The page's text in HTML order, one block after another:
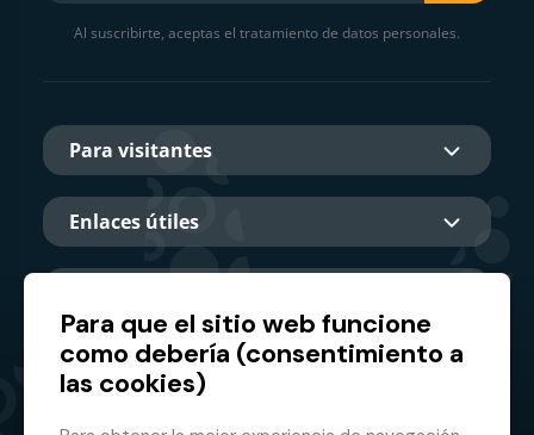
Al suscribirte, aceptas el tratamiento de datos personales.
Para visitantes
Enlaces útiles
Socio principal
Para que el sitio web funcione
como debería (consentimiento a
las cookies)